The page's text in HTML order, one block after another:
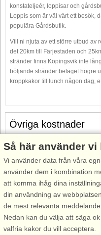
konstateljeér, loppisar och
Loppis som är väl värt ett besök,
populära Gårdsbutik.
Vill ni njuta av ett större utbud av
det 20km till Färjestaden och
stränder finns Köpingsvik inte
böljande stränder beläget högre
kroppkakor till lunch någon dag,
Om området
Övriga kostnader
Gratis avbokning
Gratis avbokning fram till
ankomster under perioden
Se villkor här
Så här använder
Vi använder data från våra
använder dem i kombination
att komma ihåg dina
din användning av
de mest relevanta
Nedan kan du välja att säga
valfria kakor du vill acceptera.